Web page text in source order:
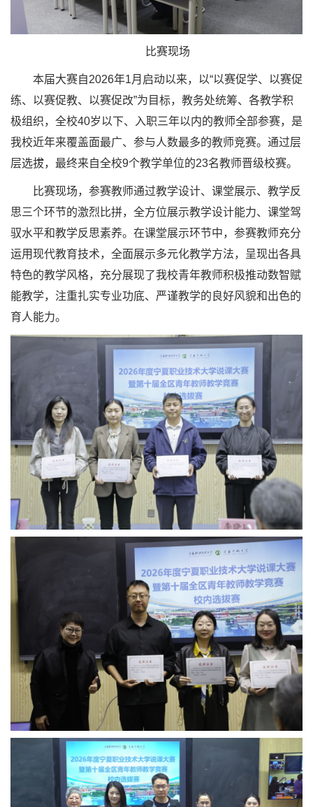
比赛现场
本届大赛自2026年1月启动以来，以“以赛促学、以赛促
练、以赛促教、以赛促改”为目标，教务处统筹、各教学积
极组织，全校40岁以下、入职三年以内的教师全部参赛，是
我校近年来覆盖面最广、参与人数最多的教师竞赛。通过层
层选拔，最终来自全校9个教学单位的23名教师晋级校赛。
比赛现场，参赛教师通过教学设计、课堂展示、教学反
思三个环节的激烈比拼，全方位展示教学设计能力、课堂驾
驭水平和教学反思素养。在课堂展示环节中，参赛教师充分
运用现代教育技术，全面展示多元化教学方法，呈现出各具
特色的教学风格，充分展现了我校青年教师积极推动数智赋
能教学，注重扎实专业功底、严谨教学的良好风貌和出色的
育人能力。